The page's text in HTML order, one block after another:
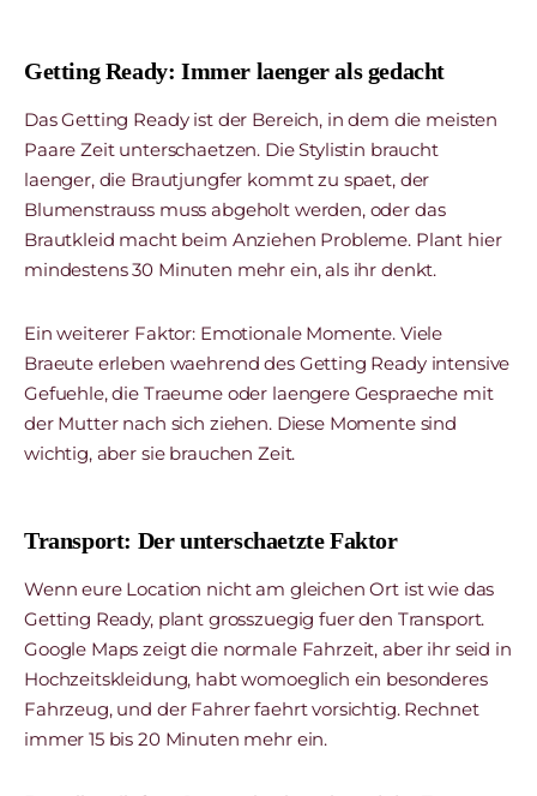
Getting Ready: Immer laenger als gedacht
Das Getting Ready ist der Bereich, in dem die meisten
Paare Zeit unterschaetzen. Die Stylistin braucht
laenger, die Brautjungfer kommt zu spaet, der
Blumenstrauss muss abgeholt werden, oder das
Brautkleid macht beim Anziehen Probleme. Plant hier
mindestens 30 Minuten mehr ein, als ihr denkt.
Ein weiterer Faktor: Emotionale Momente. Viele
Braeute erleben waehrend des Getting Ready intensive
Gefuehle, die Traeume oder laengere Gespraeche mit
der Mutter nach sich ziehen. Diese Momente sind
wichtig, aber sie brauchen Zeit.
Transport: Der unterschaetzte Faktor
Wenn eure Location nicht am gleichen Ort ist wie das
Getting Ready, plant grosszuegig fuer den Transport.
Google Maps zeigt die normale Fahrzeit, aber ihr seid in
Hochzeitskleidung, habt womoeglich ein besonderes
Fahrzeug, und der Fahrer faehrt vorsichtig. Rechnet
immer 15 bis 20 Minuten mehr ein.